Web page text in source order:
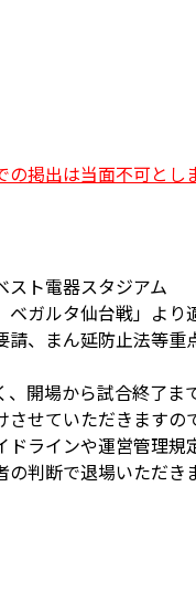
掲出は当面不可とし
スト電器スタジアム
ガルタ仙台戦」より
、まん延防止法等
開場から試合終了
せていただきますの
ラインや運営管理
判断で退場いただき